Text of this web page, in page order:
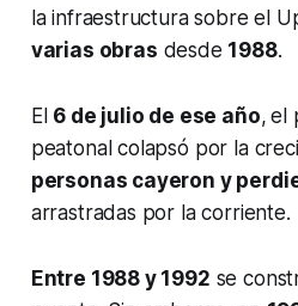
la infraestructura sobre el
varias obras desde 1988.
El 6 de julio de ese año, el
peatonal colapsó por la
personas cayeron y
arrastradas por la corriente.
Entre 1988 y 1992 se